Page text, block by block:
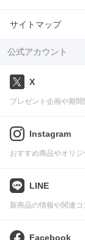
サイトマップ
公式アカウント
X
プレゼント企画や期
Instagram
おすすめ商品やオリ
LINE
新商品の情報や関連
Facebook